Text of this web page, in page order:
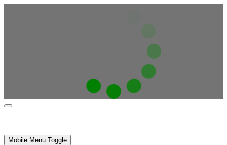
Mobile Menu Toggle